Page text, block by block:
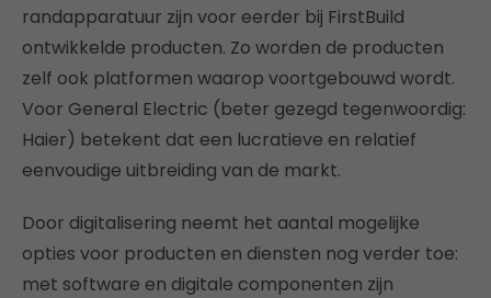
randapparatuur zijn voor eerder bij FirstBuild
ontwikkelde producten. Zo worden de producten
zelf ook platformen waarop voortgebouwd wordt.
Voor General Electric (beter gezegd tegenwoordig:
Haier) betekent dat een lucratieve en relatief
eenvoudige uitbreiding van de markt.
Door digitalisering neemt het aantal mogelijke
opties voor producten en diensten nog verder toe:
met software en digitale componenten zijn